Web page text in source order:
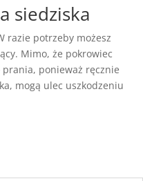
siedziska
razie potrzeby możesz
Mimo, że pokrowiec
ponieważ ręcznie
mogą ulec uszkodzeniu